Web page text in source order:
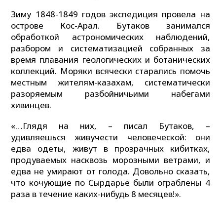
Зиму 1848-1849 годов экспедиция провела на
острове Кос-Арал. Бутаков занимался
обработкой астрономических наблюдений,
разбором и систематизацией собранных за
время плавания геологических и ботанических
коллекций. Моряки всячески старались помочь
местным жителям-казахам, систематически
разоряемым разбойничьими набегами
хивинцев.
«…Глядя на них, – писал Бутаков, –
удивляешься живучести человеческой: они
едва одеты, живут в прозрачных кибитках,
продуваемых насквозь морозными ветрами, и
едва не умирают от голода. Довольно сказать,
что кочующие по Сырдарье были ограблены 4
раза в течение каких-нибудь 8 месяцев!».